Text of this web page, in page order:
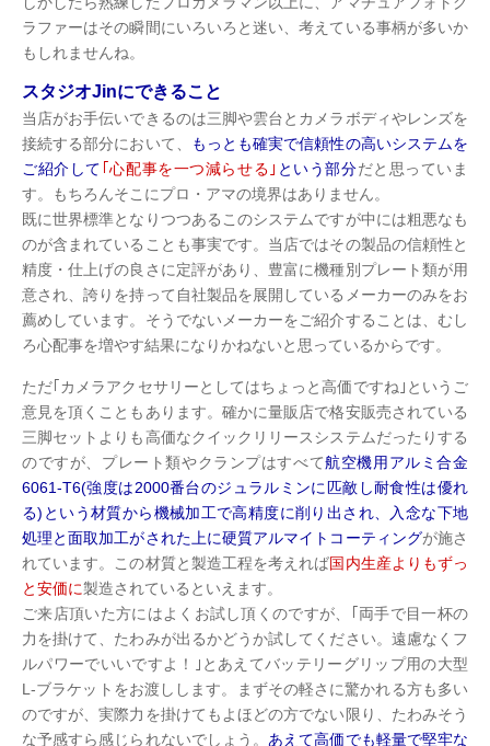
ラファーはその瞬間にいろいろと迷い、考えている事柄が多いか
もしれませんね。
スタジオJinにできること
当店がお手伝いできるのは三脚や雲台とカメラボディやレンズを
接続する部分において、
もっとも確実で信頼性の高いシステムを
ご紹介して ｢心配事を一つ減らせる｣ という部分だと思っていま
す。もちろんそこにプロ・アマの境界はありません。
既に世界標準となりつつあるこのシステムですが中には粗悪なも
のが含まれていることも事実です。当店ではその製品の信頼性と
精度・仕上げの良さに定評があり、豊富に機種別プレート類が用
意され、誇りを持って自社製品を展開しているメーカーのみをお
薦めしています。そうでないメーカーをご紹介することは、むし
ろ心配事を増やす結果になりかねないと思っているからです。
ただ｢カメラアクセサリーとしてはちょっと高価ですね｣というご
意見を頂くこともあります。確かに量販店で格安販売されている
三脚セットよりも高価なクイックリリースシステムだったりする
のですが、プレート類やクランプはすべて航空機用アルミ合金
6061-T6(強度は2000番台のジュラルミンに匹敵し耐食性は優れ
る)という材質から機械加工で高精度に削り出され、入念な下地
処理と面取加工がされた上に硬質アルマイトコーティングが施さ
れています。この材質と製造工程を考えれば国内生産よりもずっ
と安価に製造されているといえます。
ご来店頂いた方にはよくお試し頂くのですが、｢両手で目一杯の
力を掛けて、たわみが出るかどうか試してください。遠慮なくフ
ルパワーでいいですよ！｣とあえてバッテリーグリップ用の大型
L-ブラケットをお渡しします。まずその軽さに驚かれる方も多い
のですが、実際力を掛けてもよほどの方でない限り、たわみそう
な予感すら感じられないでしょう。 あえて高価でも軽量で堅牢な